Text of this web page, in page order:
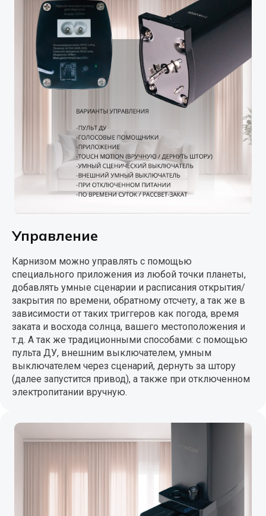
Управление
Карнизом можно управлять с помощью
специального приложения из любой точки планеты,
добавлять умные сценарии и расписания открытия/
закрытия по времени, обратному отсчету, а так же в
зависимости от таких триггеров как погода, время
заката и восхода солнца, вашего местоположения и
т.д. А так же традиционными способами: с помощью
пульта ДУ, внешним выключателем, умным
выключателем через сценарий, дернуть за штору
(далее запустится привод), а также при отключенном
электропитании вручную.